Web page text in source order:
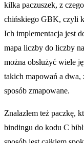
kilka paczuszek, z
chińskiego GBK, czyli
Ich implementacja jest
mapa liczby do liczby
można obsłużyć wiele
takich mapowań a dwa,
sposób zmapowane.
Znalazłem też paczkę,
bindingu do kodu C